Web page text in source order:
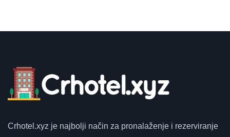
Crhotel.xyz je najbolji način za pronalaženje i rezerviranje